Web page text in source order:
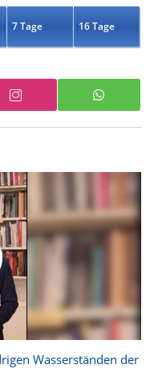
7 Tage 16 Tage
Wasserständen der